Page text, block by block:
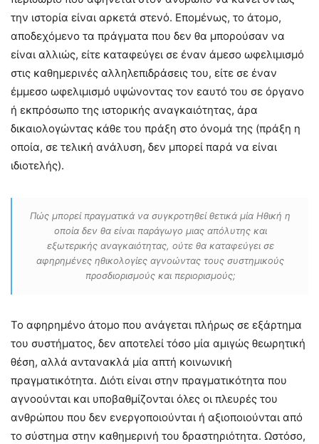
την ιστορία είναι αρκετά στενό. Επομένως, το άτομο,
αποδεχόμενο τα πράγματα που δεν θα μπορούσαν να
είναι αλλιώς, είτε καταφεύγει σε έναν άμεσο ωφελιμισμό
στις καθημερινές αλληλεπιδράσεις του, είτε σε έναν
έμμεσο ωφελιμισμό υψώνοντας τον εαυτό του σε όργανο
ή εκπρόσωπο της ιστορικής αναγκαιότητας, άρα
δικαιολογώντας κάθε του πράξη στο όνομά της (πράξη η
οποία, σε τελική ανάλυση, δεν μπορεί παρά να είναι
ιδιοτελής).
Πώς μπορεί πραγματικά να συγκροτηθεί θετικά μία Ηθική η
οποία δεν θα είναι παράγωγο μιας απόλυτης και
εξωτερικής αναγκαιότητας, ούτε θα καταφεύγει σε
αφηρημένες ηθικολογίες αγνοώντας τους συστημικούς
προσδιορισμούς και περιορισμούς;
Το αφηρημένο άτομο που ανάγεται πλήρως σε εξάρτημα
του συστήματος, δεν αποτελεί τόσο μία αμιγώς θεωρητική
θέση, αλλά αντανακλά μία απτή κοινωνική
πραγματικότητα. Διότι είναι στην πραγματικότητα που
αγνοούνται και υποβαθμίζονται όλες οι πλευρές του
ανθρώπου που δεν ενεργοποιούνται ή αξιοποιούνται από
το σύστημα στην καθημερινή του δραστηριότητα. Ωστόσο,